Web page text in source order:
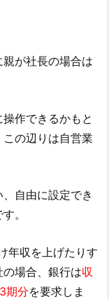
が社長の場合は
作できるかもと
の辺りは自営業
自由に設定でき
。
年収を上げたりす
場合、銀行は収
期分を要求しま